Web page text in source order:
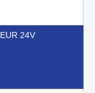
24V